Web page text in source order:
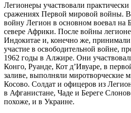
Легионеры участвовали
сражениях Первой мировой войны.
войну Легион в основном воевал на
севере Африки. После войны
Индокитае и, конечно же, принимали
участие в освободительной войне,
1962 годы в Алжире. Они
Конго, Руанде, Кот д’Ивуаре, в
заливе, выполняли миротворческие
Косово. Солдат и офицеров из
в Афганистане, Чаде и Береге
похоже, и в Украине.